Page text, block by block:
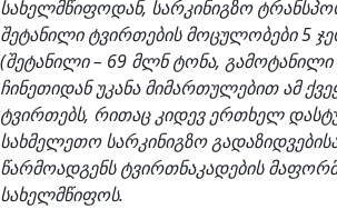
სახელმწიფოდან, სარკინიგზო
შეტანილი ტვირთების მოცულობები 5
(შეტანილი – 69 მლნ ტონა,
ჩინეთიდან უკანა მიმართულებით ამ
ტვირთებს, რითაც კიდევ ერთხელ
სახმელეთო სარკინიგზო
წარმოადგენს ტვირთნაკადების
სახელმწიფოს.